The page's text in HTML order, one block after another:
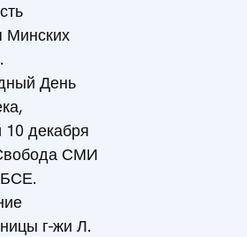
Минских
День
декабря
СМИ
г-жи Л.